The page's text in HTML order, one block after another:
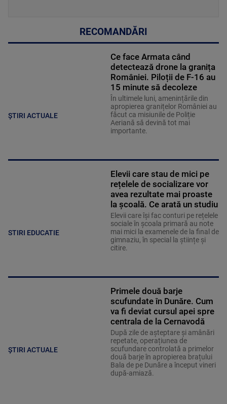
RECOMANDĂRI
ȘTIRI ACTUALE
Ce face Armata când
detectează drone la granița
României. Piloții de F-16 au
15 minute să decoleze
În ultimele luni, amenințările din
apropierea granițelor României au
făcut ca misiunile de Poliție
Aeriană să devină tot mai
importante.
STIRI EDUCATIE
Elevii care stau de mici pe
rețelele de socializare vor
avea rezultate mai proaste
la școală. Ce arată un studiu
Elevii care îşi fac conturi pe rețelele
sociale în școala primară au note
mai mici la examenele de la final de
gimnaziu, în special la științe și
citire.
ȘTIRI ACTUALE
Primele două barje
scufundate în Dunăre. Cum
va fi deviat cursul apei spre
centrala de la Cernavodă
După zile de așteptare și amânări
repetate, operațiunea de
scufundare controlată a primelor
două barje în apropierea brațului
Bala de pe Dunăre a început vineri
după-amiază.